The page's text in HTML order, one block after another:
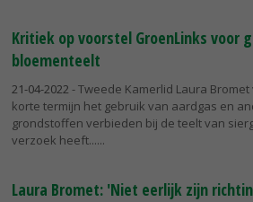
Kritiek op voorstel GroenLinks voor
bloementeelt
21-04-2022 - Tweede Kamerlid Laura
korte termijn het gebruik van aardgas en
grondstoffen verbieden bij de teelt van
verzoek heeft...
Laura Bromet: 'Niet eerlijk zijn